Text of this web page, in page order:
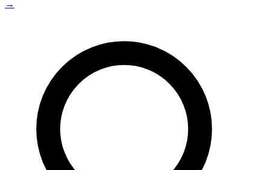
→